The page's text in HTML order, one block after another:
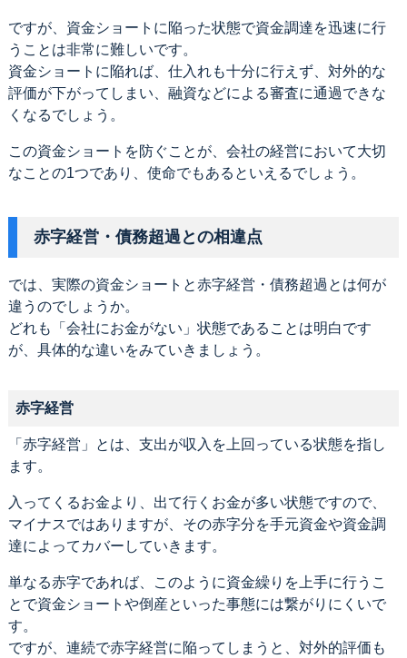
ですが、資金ショートに陥った状態で資金調達を迅速に行
うことは非常に難しいです。
資金ショートに陥れば、仕入れも十分に行えず、対外的な
評価が下がってしまい、融資などによる審査に通過できな
くなるでしょう。
この資金ショートを防ぐことが、会社の経営において大切
なことの1つであり、使命でもあるといえるでしょう。
赤字経営・債務超過との相違点
では、実際の資金ショートと赤字経営・債務超過とは何が
違うのでしょうか。
どれも「会社にお金がない」状態であることは明白です
が、具体的な違いをみていきましょう。
赤字経営
「赤字経営」とは、支出が収入を上回っている状態を指し
ます。
入ってくるお金より、出て行くお金が多い状態ですので、
マイナスではありますが、その赤字分を手元資金や資金調
達によってカバーしていきます。
単なる赤字であれば、このように資金繰りを上手に行うこ
とで資金ショートや倒産といった事態には繋がりにくいで
す。
ですが、連続で赤字経営に陥ってしまうと、対外的評価も